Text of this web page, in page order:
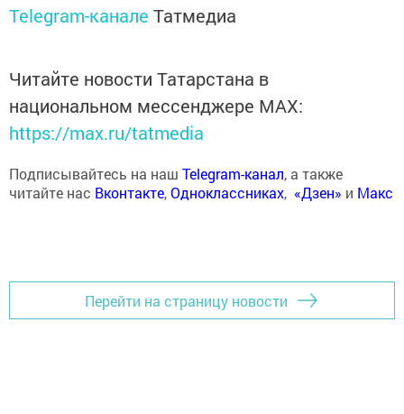
Telegram-канале Татмедиа
Читайте новости Татарстана в
национальном мессенджере MАХ:
https://max.ru/tatmedia
Подписывайтесь на наш Telegram-канал, а также
читайте нас Вконтакте,Одноклассниках, «Дзен» и Макс
Перейти на страницу новости